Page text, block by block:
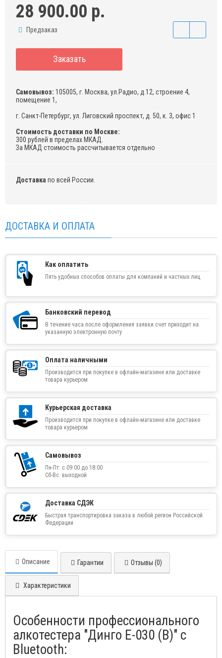
28 900.00 р.
Предзаказ
Заказать
Самовывоз: 105005, г. Москва, ул.Радио, д.12, строение 4,
помещение 1,
г. Санкт-Петербург, ул. Лиговский проспект, д. 50, к. 3, офис 1
Стоимость доставки по Москве:
300 рублей в пределах МКАД.
За МКАД стоимость рассчитывается отдельно
Доставка по всей России.
ДОСТАВКА И ОПЛАТА
Как оплатить
Пять удобных способов оплаты для компаний и частных лиц
Банковский перевод
В течение часа после оформления заявки счет приходит на
указанную электронную почту
Оплата наличными
Производится при покупке в офлайн-магазине или доставке
товара курьером
Курьерская доставка
Производится при покупке в офлайн-магазине или доставке
товара курьером
Самовывоз
Пн-Пт: с 09:00 до 18:00
Сб-Вс: выходной
Доставка СДЭК
Быстрая транспортировка заказа в любой регион Российской
Федерации
Описание Гарантии Отзывы (0)
Характеристики
Особенности профессионального
алкотестера "Динго Е-030 (B)" с
Bluetooth: